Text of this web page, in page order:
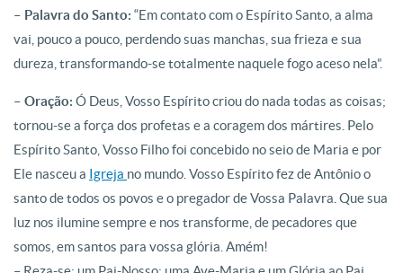
– Palavra do Santo: “Em contato com o Espírito Santo, a alma
vai, pouco a pouco, perdendo suas manchas, sua frieza e sua
dureza, transformando-se totalmente naquele fogo aceso nela”.
– Oração: Ó Deus, Vosso Espírito criou do nada todas as coisas;
tornou-se a força dos profetas e a coragem dos mártires. Pelo
Espírito Santo, Vosso Filho foi concebido no seio de Maria e por
Ele nasceu a Igreja no mundo. Vosso Espírito fez de Antônio o
santo de todos os povos e o pregador de Vossa Palavra. Que sua
luz nos ilumine sempre e nos transforme, de pecadores que
somos, em santos para vossa glória. Amém!